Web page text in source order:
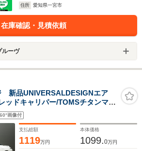
住所
愛知県一宮市
在庫確認・見積依頼
ーヴ
新品UNIVERSALDESIGNエア
ッドキャリパー/TOMSチタンマフ
/屋内保管/寒冷地仕様車/LEXUS
クレビンソン/CFRPルーフ/ヘッ
/ETC2.0
画像付
支払総額
1119万円
本体価格
1099.0万円